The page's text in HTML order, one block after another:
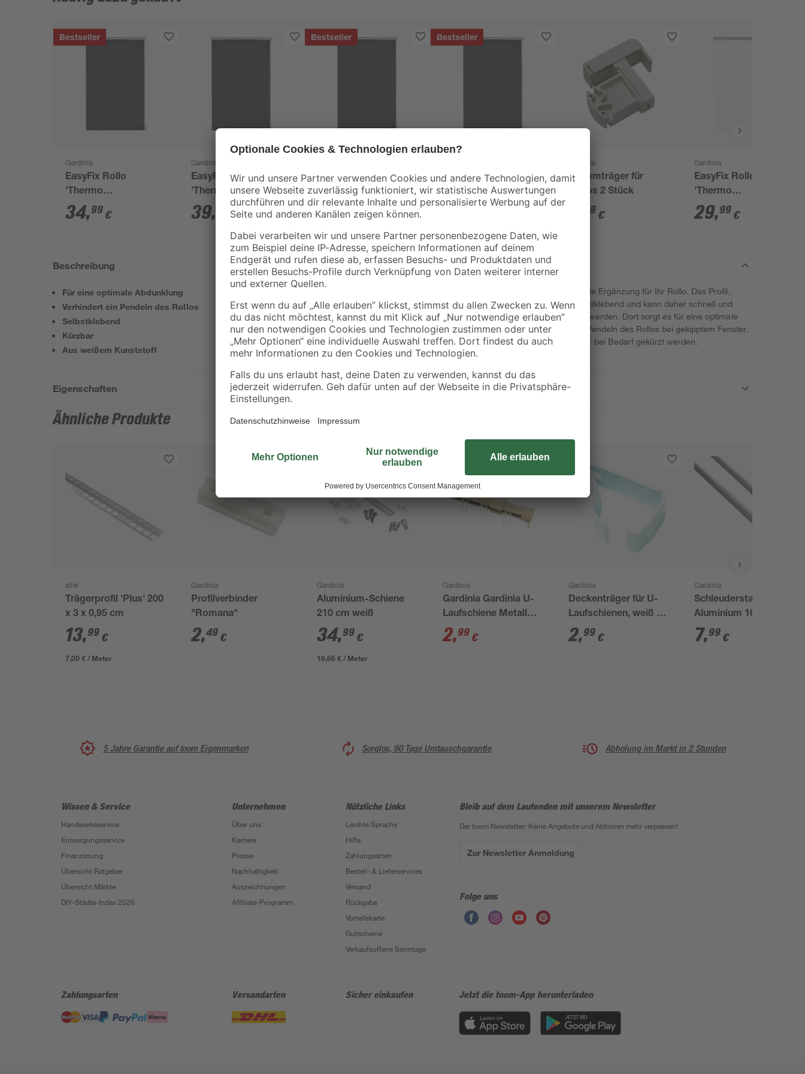
Bestseller
Gardinia
EasyFix Rollo
'Thermo
energiesparend'
schiefer 100 x 150 cm
34,99 €
Gardinia
EasyFix Rollo
'Thermo
energiesparend'
schiefer 120 x 150 cm
39, €
Bestseller
EasyFix Rollo
'Thermo
energiesparend'
schiefer 75 x 150 cm
29,99€
Bestseller
EasyFix Rollo
'Thermo
energiesparend'
27,
Gardinia
Klemmträger für
Rollos 2 Stück
99 €
Gardinia
EasyFix Rollo
'Thermo
energiesparend' weiß
75 x 150 cm
29,99 €
Beschreibung
Für eine optimale Abdunklung
Verhindert ein Pendeln des Rollos
Selbstklebend
Kürzbar
Aus weißem Kunststoff
Das Seitenprofil der Marke Gardinia ist eine ideale Ergänzung für Ihr Rollo. Das Profil,
welches aus weißem Kunststoff besteht, ist selbstklebend und kann daher schnell und
unkompliziert an der Seite Ihres Rollos befestigt werden. Dort sorgt es für eine optimale
Abdunklung und verhindert darüber hinaus das Pendeln des Rollos bei gekipptem Fenster.
Das Profil hat eine Länge von 150 cm, kann aber bei Bedarf gekürzt werden.
Eigenschaften
Ähnliche Produkte
alfer
Trägerprofil 'Plus' 200
x 3 x 0,95 cm
13,99 €
7,00 € / Meter
Gardinia
Profilverbinder
"Romana"
2,49 €
Gardinia
Aluminium-Schiene
210 cm weiß
34,99 €
16,66 € / Meter
Gardinia
Gardinia Gardinia U-
Laufschiene Metall
110 cm
2,99 €
Gardinia
Deckenträger für U-
Laufschienen, weiß 4
Stück
2,99 €
Gardinia
Schleuderstab
Aluminium 100 cm
7,99 €
5 Jahre Garantie auf toom Eigenmarken Sorglos, 90 Tage Umtauschgarantie Abholung im Markt in 2 Stunden
Wissen & Service
Handwerksservice
Entsorgungsservice
Finanzierung
Übersicht Ratgeber
Übersicht Märkte
DIY-Städte-Index 2026
Unternehmen
Über uns
Karriere
Presse
Nachhaltigkeit
Auszeichnungen
Affiliate-Programm
Nützliche Links
Leichte Sprache
Hilfe
Zahlungsarten
Bestell- & Lieferservices
Versand
Rückgabe
Vorteilskarte
Gutscheine
Verkaufsoffene Sonntage
Bleib auf dem Laufenden mit unserem Newsletter
Der toom Newsletter: Keine Angebote und Aktionen mehr verpassen!
Zur Newsletter Anmeldung
Folge uns
Zahlungsarten Versandarten Sicher einkaufen Jetzt die toom-App herunterladen